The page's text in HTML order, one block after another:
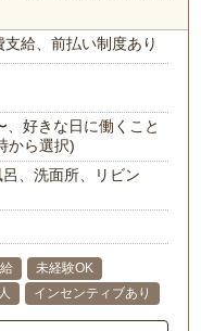
支給、前払い制度あり
好きな日に働くこと
から選択)
、洗面所、リビン
未経験OK
インセンティブあり